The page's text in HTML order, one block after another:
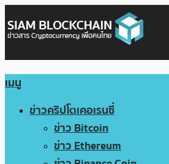
เมนู
ข่าวคริปโตเคอเรนซี่
ข่าว Bitcoin
ข่าว Ethereum